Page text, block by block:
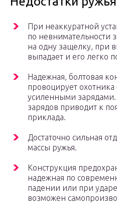
При неаккуратной
по невнимательности
на одну защелку, при
выпадает и его легко
Надежная, болтовая
провоцирует
усиленными зарядами.
зарядов приводит к
приклада.
Достаточно сильная
массы ружья.
Конструкция
надежная по
падении или при
возможен